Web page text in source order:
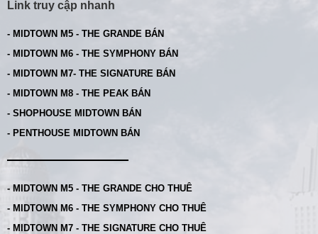
Link truy cập nhanh
- MIDTOWN M5 - THE GRANDE BÁN
- MIDTOWN M6 - THE SYMPHONY BÁN
- MIDTOWN M7- THE SIGNATURE BÁN
- MIDTOWN M8 - THE PEAK BÁN
- SHOPHOUSE MIDTOWN BÁN
- PENTHOUSE MIDTOWN BÁN
- MIDTOWN M5 - THE GRANDE CHO THUÊ
- MIDTOWN M6 - THE SYMPHONY CHO THUÊ
- MIDTOWN M7 - THE SIGNATURE CHO THUÊ